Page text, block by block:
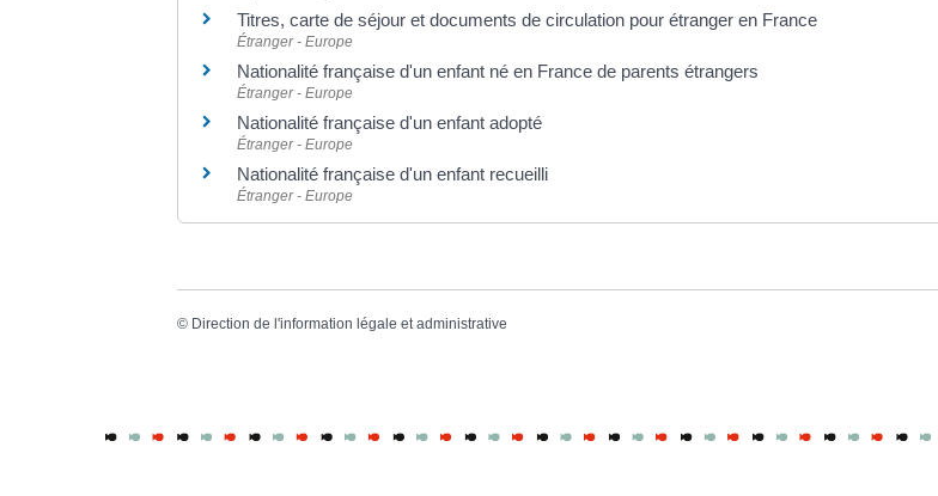
Titres, carte de séjour et documents de circulation pour étranger en France
Étranger - Europe
Nationalité française d'un enfant né en France de parents étrangers
Étranger - Europe
Nationalité française d'un enfant adopté
Étranger - Europe
Nationalité française d'un enfant recueilli
Étranger - Europe
© Direction de l'information légale et administrative